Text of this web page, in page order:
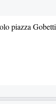
piazza Gobetti